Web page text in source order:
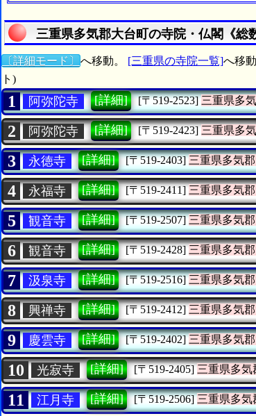
三重県多気郡大台町の寺院・仏閣《総
〔詳細モード〕 へ移動。 [三重県の寺院一覧]へ移
ト)
1 阿弥陀寺 [詳細] [〒519-2523] 三重県多
2 阿弥陀寺 [詳細] [〒519-2423] 三重県多
3 永徳寺 [詳細] [〒519-2403] 三重県多気
4 永福寺 [詳細] [〒519-2411] 三重県多気
5 観音寺 [詳細] [〒519-2507] 三重県多気
6 観音寺 [詳細] [〒519-2428] 三重県多気
7 汲泉寺 [詳細] [〒519-2516] 三重県多気
8 興禅寺 [詳細] [〒519-2412] 三重県多気
9 慶雲寺 [詳細] [〒519-2402] 三重県多気
10 光寂寺 [詳細] [〒519-2405] 三重県多気
11 江月寺 [詳細] [〒519-2506] 三重県多気